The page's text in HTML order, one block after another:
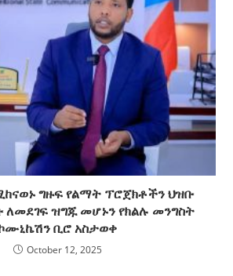
ግዙፍ የልማት ፕሮጀክቶችን ህዝቡ
ለመደገፍ ዝግጁ መሆኑን የክልሉ መንግስት
ቢሮ አስታወቀ
October 12, 2025